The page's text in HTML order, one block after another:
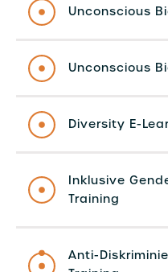
Unconscious
Unconscious
Diversity E-
Inklusive
Training
Anti-